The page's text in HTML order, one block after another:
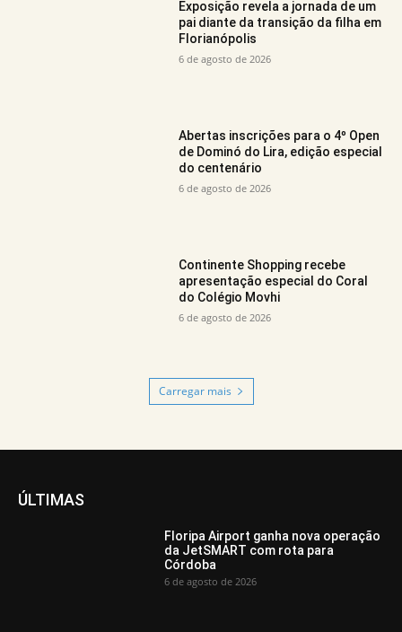
Exposição revela a jornada de um
pai diante da transição da filha em
Florianópolis
6 de agosto de 2026
Abertas inscrições para o 4º Open
de Dominó do Lira, edição especial
do centenário
6 de agosto de 2026
Continente Shopping recebe
apresentação especial do Coral
do Colégio Movhi
6 de agosto de 2026
Carregar mais
ÚLTIMAS
Floripa Airport ganha nova operação
da JetSMART com rota para
Córdoba
6 de agosto de 2026